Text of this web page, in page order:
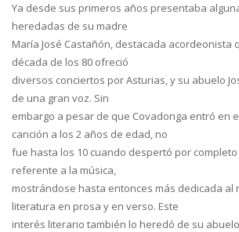
Ya desde sus primeros años presentaba
heredadas de su madre
María José Castañón, destacada acordeonista
década de los 80 ofreció
diversos conciertos por Asturias, y su abuelo
de una gran voz. Sin
embargo a pesar de que Covadonga entró en
canción a los 2 años de edad, no
fue hasta los 10 cuando despertó por
referente a la música,
mostrándose hasta entonces más dedicada al
literatura en prosa y en verso. Este
interés literario también lo heredó de su abuelo